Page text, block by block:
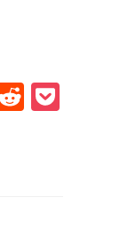
Reddit